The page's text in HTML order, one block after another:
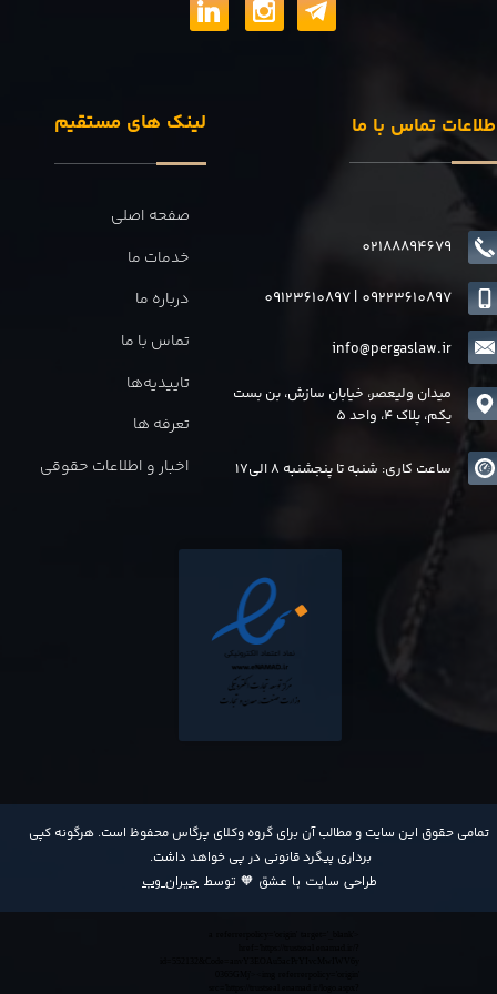
​تمامی حقوق این سایت و مطالب آن برای گروه وکلای پرگاس محفوظ است. هرگونه کپی
برداری پیگرد قانونی در پی خواهد داشت​​​​​​​.
طراحی سایت با عشق 🧡 توسط جیران وب
لینک های مستقیم
صفحه اصلی
خدمات ما
درباره ما
تماس با ما
تاییدیه‌ها
تعرفه ها
اخبار و اطلاعات حقوقی
تماس با ما
02188894679
info@pergaslaw.ir
09123610897| 09223610897
میدان ولیعصر، خیابان سازش، بن بست
یکم، پلاک 4، واحد 5
ساعت کاری: شنبه تا پنجشنبه 8 الی17